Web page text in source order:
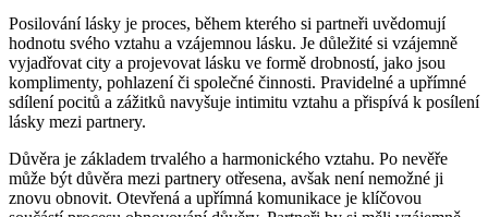
Posilování lásky je proces, během kterého si partneři uvědomují
hodnotu svého vztahu a vzájemnou lásku. Je důležité si vzájemně
vyjadřovat city a projevovat lásku ve formě drobností, jako jsou
komplimenty, pohlazení či společné činnosti. Pravidelné a upřímné
sdílení pocitů a zážitků navyšuje intimitu vztahu a přispívá k posílení
lásky mezi partnery.
Důvěra je základem trvalého a harmonického vztahu. Po nevěře
může být důvěra mezi partnery otřesena, avšak není nemožné ji
znovu obnovit. Otevřená a upřímná komunikace je klíčovou